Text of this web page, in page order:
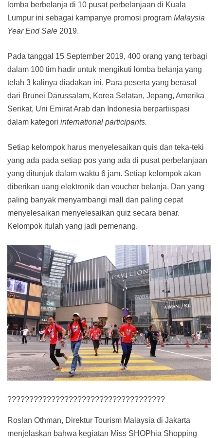
lomba berbelanja di 10 pusat perbelanjaan di Kuala
Lumpur ini sebagai kampanye promosi program Malaysia
Year End Sale 2019.
Pada tanggal 15 September 2019, 400 orang yang terbagi
dalam 100 tim hadir untuk mengikuti lomba belanja yang
telah 3 kalinya diadakan ini. Para peserta yang berasal
dari Brunei Darussalam, Korea Selatan, Jepang, Amerika
Serikat, Uni Emirat Arab dan Indonesia berpartiispasi
dalam kategori international participants.
Setiap kelompok harus menyelesaikan quis dan teka-teki
yang ada pada setiap pos yang ada di pusat perbelanjaan
yang ditunjuk dalam waktu 6 jam. Setiap kelompok akan
diberikan uang elektronik dan voucher belanja. Dan yang
paling banyak menyambangi mall dan paling cepat
menyelesaikan menyelesaikan quiz secara benar.
Kelompok itulah yang jadi pemenang.
????????????????????????????????????
Roslan Othman, Direktur Tourism Malaysia di Jakarta
menjelaskan bahwa kegiatan Miss SHOPhia Shopping